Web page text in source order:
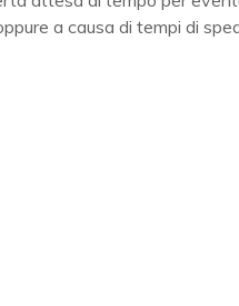
a causa di tempi di